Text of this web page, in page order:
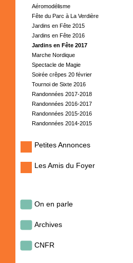
Aéromodélisme
Fête du Parc à La Verdière
Jardins en Fête 2015
Jardins en Fête 2016
Jardins en Fête 2017
Marche Nordique
Spectacle de Magie
Soirée crêpes 20 février
Tournoi de Sixte 2016
Randonnées 2017-2018
Randonnées 2016-2017
Randonnées 2015-2016
Randonnées 2014-2015
Petites Annonces
Les Amis du Foyer
On en parle
Archives
CNFR